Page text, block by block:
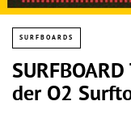
SURFBOARDS
der O2